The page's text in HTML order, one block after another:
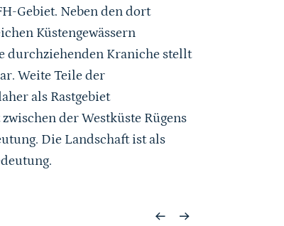
Gebiet. Neben den dort
Küstengewässern
durchziehenden Kraniche stellt
Weite Teile der
als Rastgebiet
der Westküste Rügens
Die Landschaft ist als